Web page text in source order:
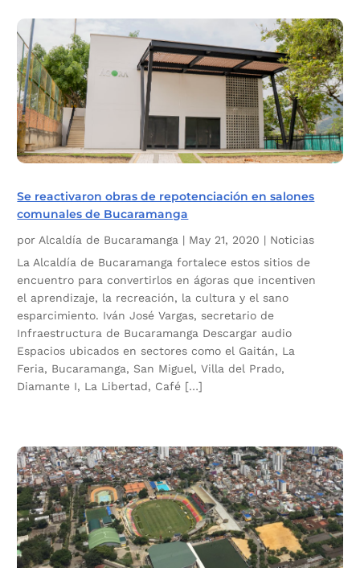
Se reactivaron obras de repotenciación en salones
comunales de Bucaramanga
por Alcaldía de Bucaramanga | May 21, 2020 | Noticias
La Alcaldía de Bucaramanga fortalece estos sitios de
encuentro para convertirlos en ágoras que incentiven
el aprendizaje, la recreación, la cultura y el sano
esparcimiento. Iván José Vargas, secretario de
Infraestructura de Bucaramanga Descargar audio
Espacios ubicados en sectores como el Gaitán, La
Feria, Bucaramanga, San Miguel, Villa del Prado,
Diamante I, La Libertad, Café […]